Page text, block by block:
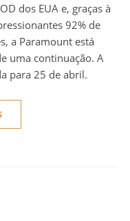
dos EUA e, graças à
92% de
a Paramount está
uma continuação. A
para 25 de abril.